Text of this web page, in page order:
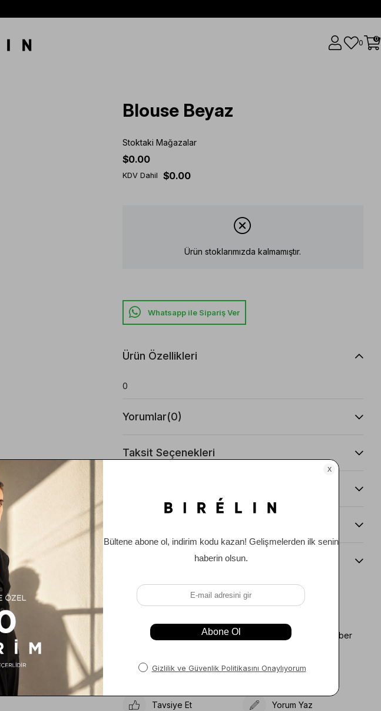
0 0
Blouse Beyaz
Stoktaki Mağazalar
$0.00
KDV Dahil $0.00
Ürün stoklarımızda kalmamıştır.
Whatsapp ile Sipariş Ver
Ürün Özellikleri
0
Yorumlar(0)
Taksit Seçenekleri
Beden Kılavuzu
Favorilere Ekle Koleksiyona Ekle
Karşılaştır
Fiyat Düşünce Haber
Gelince Haber Ver
Tavsiye Et Yorum Yaz